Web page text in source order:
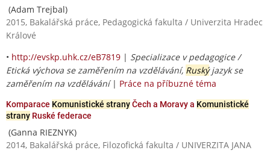
(Adam Trejbal)
2015, Bakalářská práce, Pedagogická fakulta / Univerzita Hradec
Králové
• http://evskp.uhk.cz/eB7819 | Specializace v pedagogice /
Etická výchova se zaměřením na vzdělávání, Ruskýjazyk se
zaměřením na vzdělávání| Práce na příbuzné téma
Komparace Komunistické stranyČech a Moravy a Komunistické
strany Ruské federace
(Ganna RIEZNYK)
2014, Bakalářská práce, Filozofická fakulta / UNIVERZITA JANA